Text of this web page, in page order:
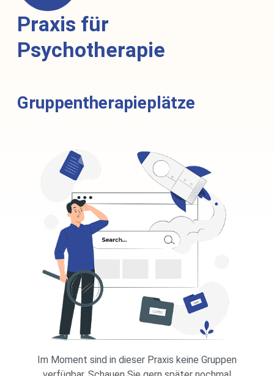
Praxis für
Psychotherapie
Gruppentherapieplätze
Im Moment sind in dieser Praxis keine Gruppen